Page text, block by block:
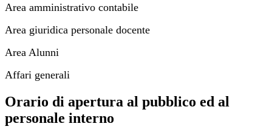
Area amministrativo contabile
Area giuridica personale docente
Area Alunni
Affari generali
Orario di apertura al pubblico ed al
personale interno